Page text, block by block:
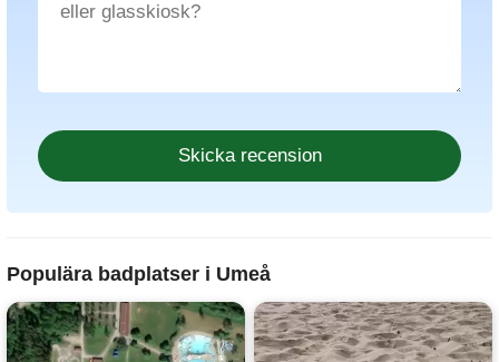
Populära badplatser i Umeå